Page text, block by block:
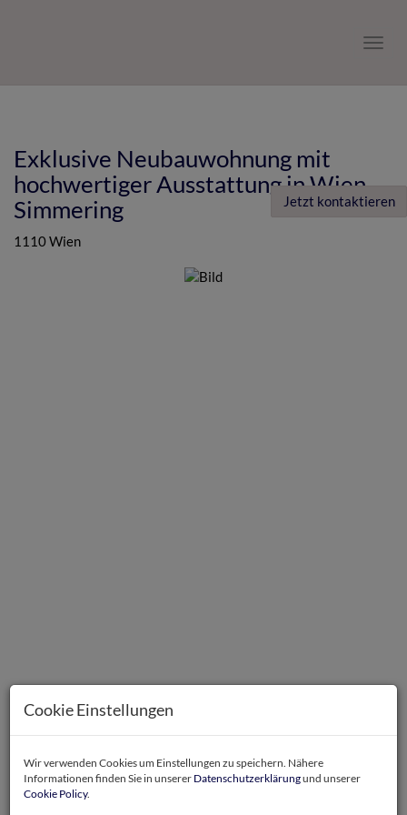
Exklusive Neubauwohnung mit
hochwertiger Ausstattung in Wien
Simmering
1110 Wien
Beschreibung
Diese moderne Neubauwohnung aus dem Jahr 2023 vereint
Jetzt kontaktieren
Cookie Einstellungen
Wir verwenden Cookies um Einstellungen zu speichern. Nähere
Informationen finden Sie in unserer Datenschutzerklärungund unserer
Cookie Policy.